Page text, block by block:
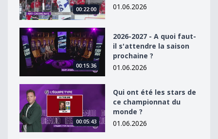
00:22:00
01.06.2026
2026-2027 - A quoi faut-il s&#039;attendre la saison
00:15:36
2026-2027 - A quoi faut-
il s'attendre la saison
prochaine ?
01.06.2026
Qui ont été les stars de ce championnat du monde ?
00:05:43
Qui ont été les stars de
ce championnat du
monde ?
01.06.2026